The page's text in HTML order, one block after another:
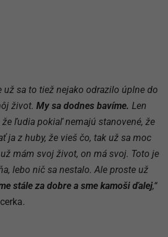
už sa to tiež nejako odrazilo úplne do
život. My sa dodnes bavíme. Len
ľudia pokiaľ nemajú stanovené, že
ja z huby, že vieš čo, tak už sa moc
mám svoj život, on má svoj. Toto je
lebo nič sa nestalo. Ale proste už
stále za dobre a sme kamoši ďalej,“